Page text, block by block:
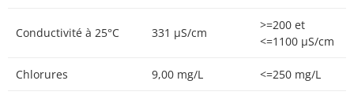
Conductivité à 25°C 331 µS/cm
>=200 et
<=1100 µS/cm
Chlorures 9,00 mg/L <=250 mg/L